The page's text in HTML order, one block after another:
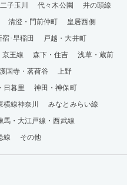
子玉川 代々木公園
井の頭線
清澄・門前仲町
皇居西側
宿･早稲田
戸越・大井町
京王線 森下・住吉
浅草・蔵前
国寺・茗荷谷
上野
日暮里
神田・神保町
横線神奈川
みなとみらい線
馬・大江戸線・西武線
線 その他